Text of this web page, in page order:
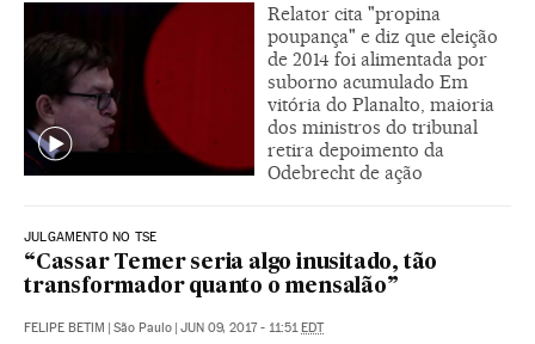
Relator cita "propina
poupança" e diz que eleição
de 2014 foi alimentada por
suborno acumulado Em
vitória do Planalto, maioria
dos ministros do tribunal
retira depoimento da
Odebrecht de ação
JULGAMENTO NO TSE
“Cassar Temer seria algo inusitado, tão
transformador quanto o mensalão”
FELIPE BETIM | São Paulo | JUN 09, 2017 - 11:51EDT